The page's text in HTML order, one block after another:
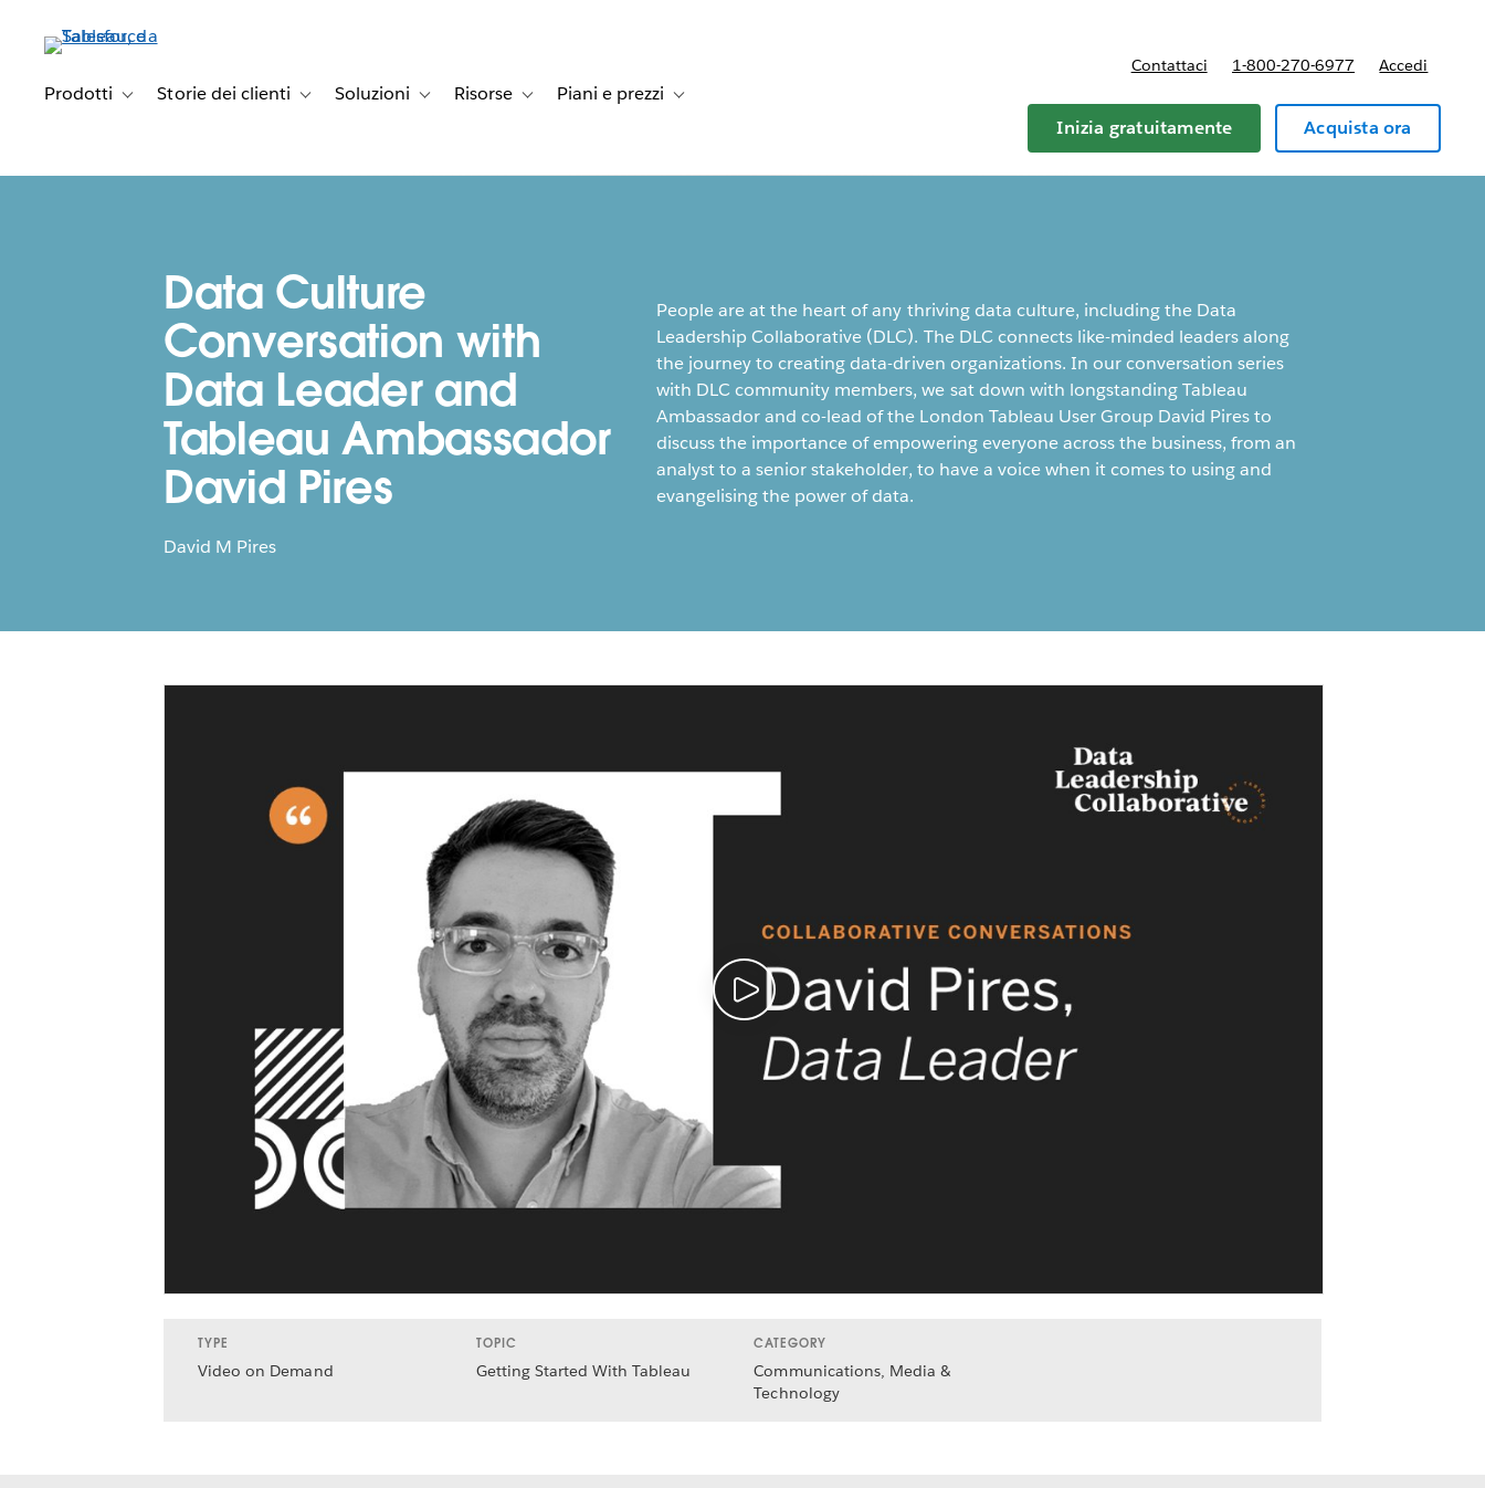
principale
Prodotti Toggle sub-navigation for Prodotti
Storie dei clienti Toggle sub-navigation for Storie dei clienti
Soluzioni Toggle sub-navigation for Soluzioni
Risorse Toggle sub-navigation for Risorse
Piani e prezzi Toggle sub-navigation for Piani e prezzi
Contattaci 1-800-270-6977 Accedi
Inizia gratuitamente Acquista ora
Data Culture
Conversation with
Data Leader and
Tableau Ambassador
David Pires
David M Pires
People are at the heart of any thriving data culture, including the Data
Leadership Collaborative (DLC). The DLC connects like-minded leaders along
the journey to creating data-driven organizations. In our conversation series
with DLC community members, we sat down with longstanding Tableau
Ambassador and co-lead of the London Tableau User Group David Pires to
discuss the importance of empowering everyone across the business, from an
analyst to a senior stakeholder, to have a voice when it comes to using and
evangelising the power of data.
TYPE
Video on Demand
TOPIC
Getting Started With Tableau
CATEGORY
Communications, Media &
Technology